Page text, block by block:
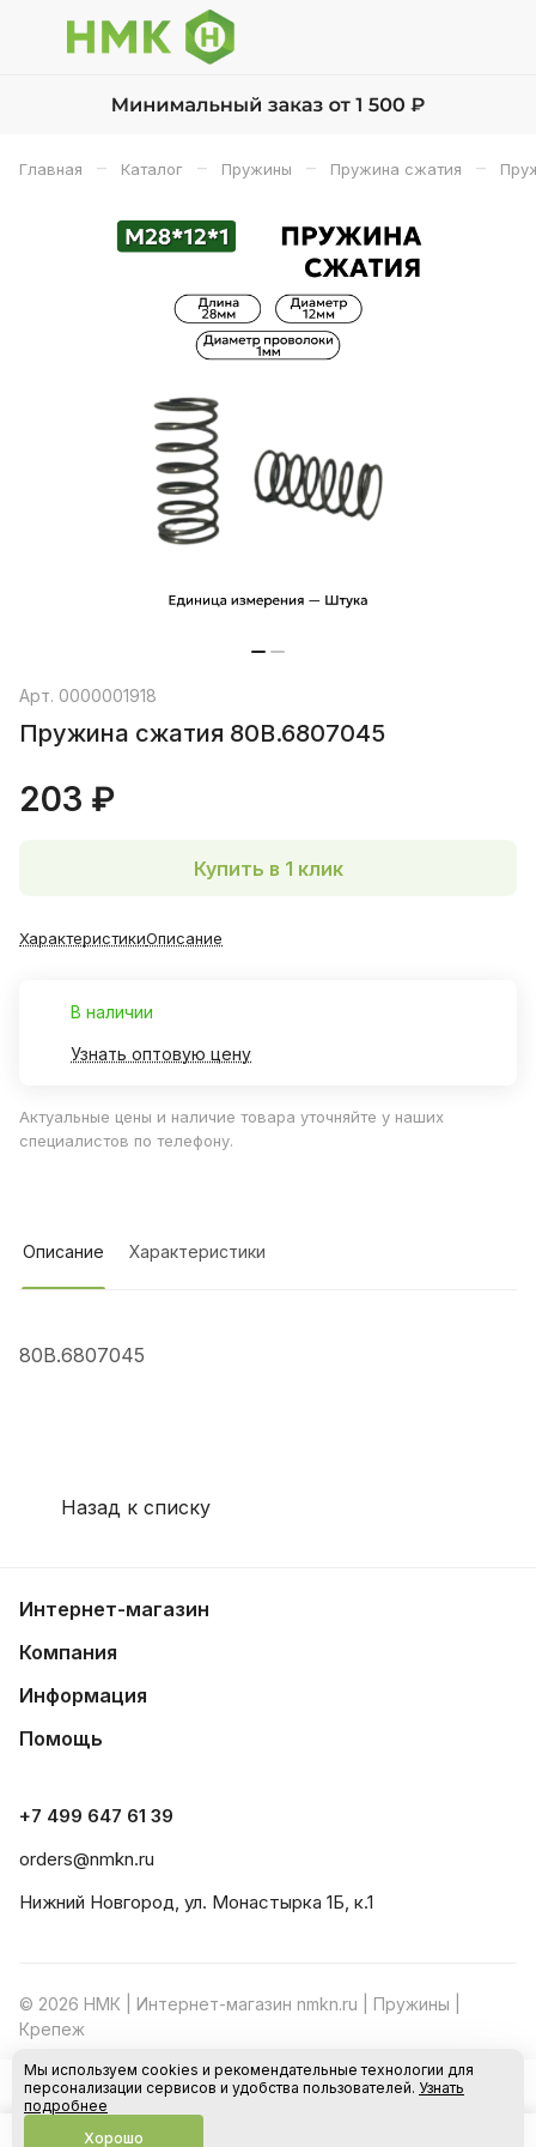
Главная – Каталог – Пружины – Пружина сжатия –
Арт. 0000001918
Пружина сжатия 80В.6807045
203 ₽
В корзину
Купить в 1 клик
ХарактеристикиОписание
В наличии
Узнать оптовую цену
Актуальные цены и наличие товара уточняйте у наших
специалистов по телефону.
Описание Характеристики
80В.6807045
Назад к списку
Интернет-магазин
Компания
Информация
Помощь
+7 499 647 61 39
orders@nmkn.ru
Нижний Новгород, ул. Монастырка 1Б, к.1
© 2026 НМК | Интернет-магазин nmkn.ru | Пружины |
Крепеж
Конфиденциальность Оферта
Мы используем cookies и рекомендательные технологии для
персонализации сервисов и удобства пользователей. Узнать
подробнее
Хорошо